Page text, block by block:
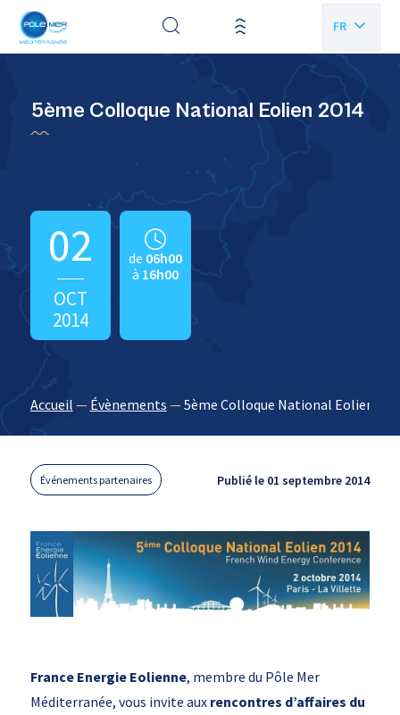
FR
5ème Colloque National Eolien 2014
02
OCT
2014
de 06h00
à 16h00
Accueil — Évènements —5ème Colloque National Eolien
Événements partenaires Publié le 01 septembre 2014
France Energie Eolienne, membre du Pôle Mer
Méditerranée, vous invite aux rencontres d’affaires du
Panneau de gestion des cookies